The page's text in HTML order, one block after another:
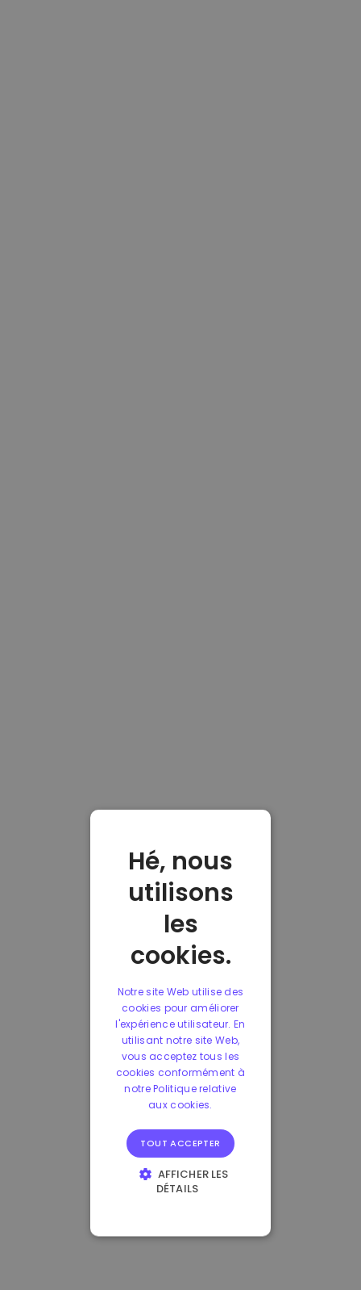
Hé, nous
utilisons
les
cookies.
Notre site Web utilise des
cookies pour améliorer
l'expérience utilisateur. En
utilisant notre site Web,
vous acceptez tous les
cookies conformément à
notre Politique relative
aux cookies.
TOUT ACCEPTER
AFFICHER LES
DÉTAILS